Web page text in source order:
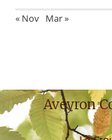
« Nov Mar »
Aveyron